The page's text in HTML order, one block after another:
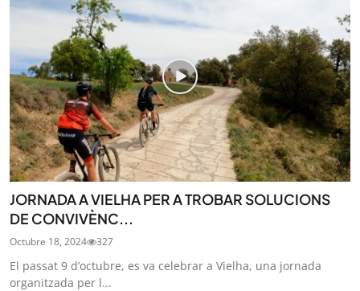
JORNADA A VIELHA PER A TROBAR SOLUCIONS
DE CONVIVÈNC...
Octubre 18, 2024 327
El passat 9 d’octubre, es va celebrar a Vielha, una jornada
organitzada per l...